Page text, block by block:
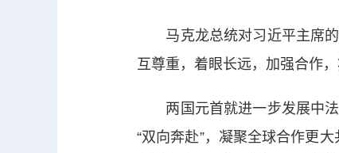
马克龙总统对习近平主席的
互尊重，着眼长远，加强合作
两国元首就进一步发展中法
“双向奔赴”，凝聚全球合作更